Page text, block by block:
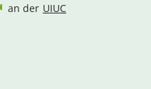
an der UIUC